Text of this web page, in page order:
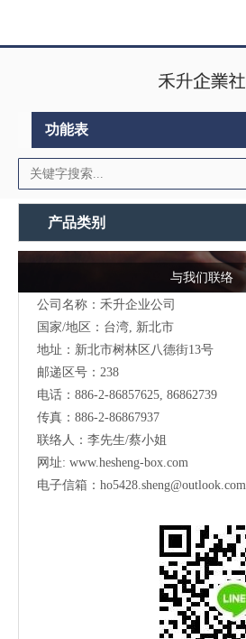
功能表
产品类别
与我们联络
公司名称：禾升企业公司
国家/地区：台湾, 新北市
地址：新北市树林区八德街13号
邮递区号：238
电话：886-2-86857625, 86862739
传真：886-2-86867937
联络人：李先生/蔡小姐
网址: www.hesheng-box.com
电子信箱：ho5428.sheng@outlook.com